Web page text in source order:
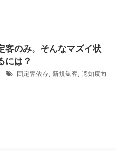
客のみ。そんなマズイ状
には？
固定客依存, 新規集客, 認知度向